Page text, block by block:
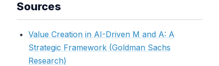
Sources
Value Creation in AI-Driven M and A: A
Strategic Framework (Goldman Sachs
Research)